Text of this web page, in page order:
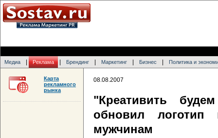
Медиа Реклама Брендинг Маркетинг Бизнес Политика и
08.08.2007
"Креативить
обновил
мужчинам
Карта
рекламного
рынка